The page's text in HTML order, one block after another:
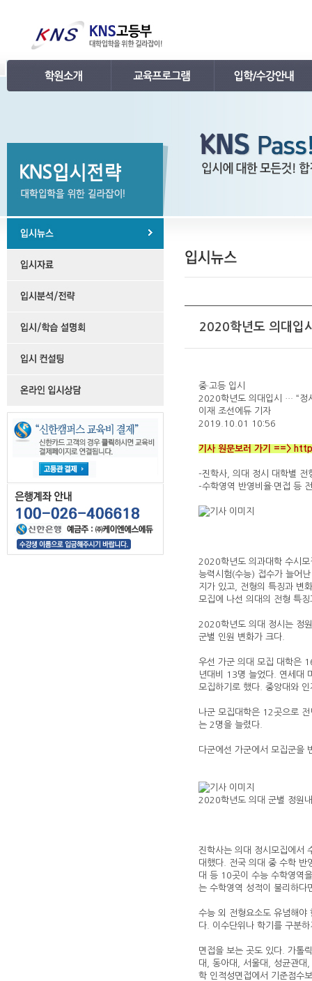
언론보도
명예의 전당
학원소개 동영상
KNS 포토 갤러리
찾아오시는 길
수능 프로그램
특강 프로그램
강의시간표 / 교재소개
입학안내
레벨 테스트
2020학년도 의대입
중·고등 입시
2020학년도 의대입시 … “정
이재 조선에듀 기자
2019.10.01 10:56
기사 원문보러 가기 ==>
-진학사, 의대 정시 대학별 전
-수학영역 반영비율·면접 등
2020학년도 의과대학 수시
능력시험(수능) 접수가 늘어
지가 있고, 전형의 특징과 변
모집에 나선 의대의 전형 특
2020학년도 의대 정시는 정
군별 인원 변화가 크다.
우선 가군 의대 모집 대학은
년대비 13명 늘었다. 연세대
모집하기로 했다. 중앙대와
나군 모집대학은 12곳으로
는 2명을 늘렸다.
다군에선 가군에서 모집군을
2020학년도 의대 군별 정원
진학사는 의대 정시모집에서
대했다. 전국 의대 중 수학 반
대 등 10곳이 수능 수학영역
는 수학영역 성적이 불리하
수능 외 전형요소도 유념해
다. 이수단위나 학기를 구분
면접을 보는 곳도 있다. 가톨
대, 동아대, 서울대, 성균관대
학 인적성면접에서 기준점수